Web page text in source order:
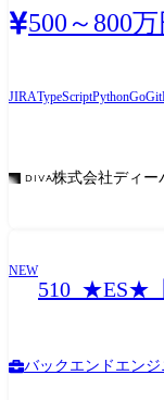
を行っていく非常に
定義・運用支援など
的負債の返済戦略を
500～800万
JIRATypeScriptPythonGo
株式会社ディー
NEW
510_★ES★
バックエンドエンジ